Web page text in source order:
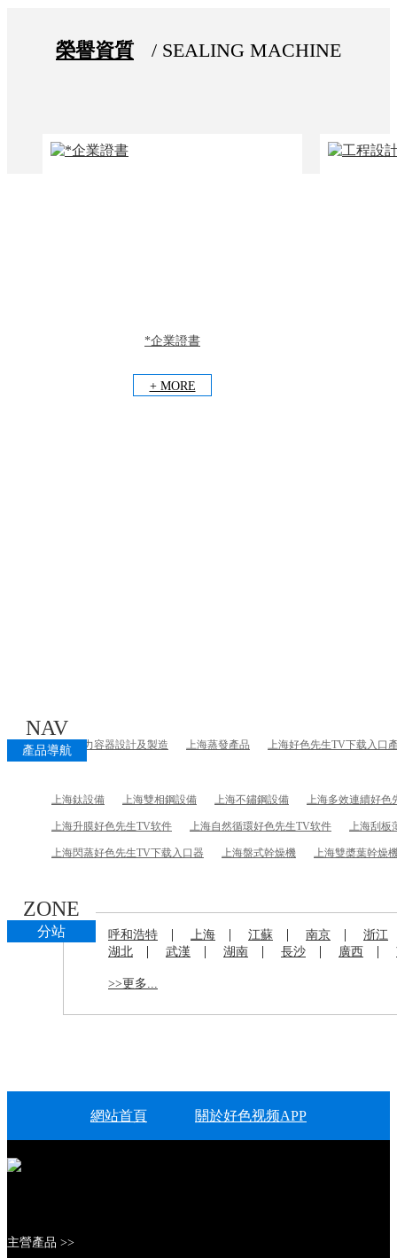
榮譽資質 / SEALING MACHINE
*企業證書
+ MORE
NAV
產品導航上海壓力容器設計及製造 上海蒸發產品 上海好色先生TV下载入口
上海鈦設備 上海雙相鋼設備 上海不鏽鋼設備 上海多效連續好色
上海升膜好色先生TV软件 上海自然循環好色先生TV软件 上海刮板
上海閃蒸好色先生TV下载入口器 上海盤式幹燥機 上海雙槳葉幹燥
ZONE
分站 呼和浩特 | 上海 | 江蘇 | 南京 |
浙江
湖北
| 武漢 | 湖南 | 長沙 | 廣西 |
>>更多...
網站首頁 關於好色视频APP
主營產品 >>